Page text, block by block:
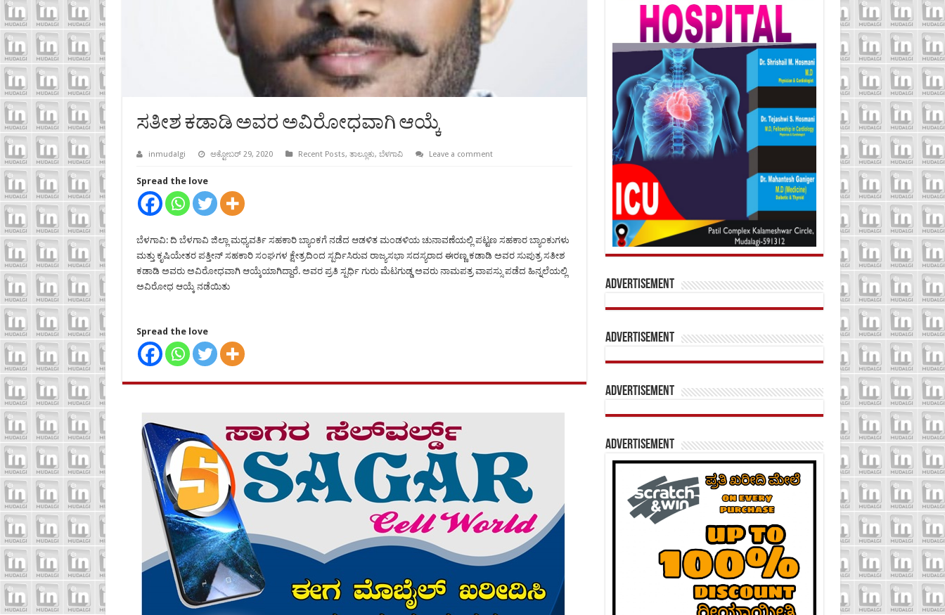
ಸತೀಶ ಕಡಾಡಿ ಅವರ ಅವಿರೋಧವಾಗಿ ಆಯ್ಕೆ
inmudalgi ಅಕ್ಟೋಬರ್ 29, 2020 Recent Posts, ತಾಲ್ಲೂಕು, ಬೆಳಗಾವಿ Leave a comment
Spread the love
ಬೆಳಗಾವಿ: ದಿ ಬೆಳಗಾವಿ ಜಿಲ್ಲಾ ಮಧ್ಯವರ್ತಿ ಸಹಕಾರಿ ಬ್ಯಾಂಕಗೆ ನಡೆದ ಆಡಳಿತ ಮಂಡಳಿಯ ಚುನಾವಣೆಯಲ್ಲಿ ಪಟ್ಟಣ ಸಹಕಾರ ಬ್ಯಾಂಕುಗಳು
ಮತ್ತು ಕೃಷಿಯೇತರ ಪತ್ತೀನ್ ಸಹಕಾರಿ ಸಂಘಗಳ ಕ್ಷೇತ್ರದಿಂದ ಸ್ಪರ್ದಿಸಿರುವ ರಾಜ್ಯಸಭಾ ಸದಸ್ಯರಾದ ಈರಣ್ಣ ಕಡಾಡಿ ಅವರ ಸುಪುತ್ರ ಸತೀಶ
ಕಡಾಡಿ ಅವರು ಅವಿರೋಧವಾಗಿ ಆಯ್ಕೆಯಾಗಿದ್ದಾರೆ. ಅವರ ಪ್ರತಿ ಸ್ಪರ್ಧಿ ಗುರು ಮೆಟಗುಡ್ಡ ಅವರು ನಾಮಪತ್ರ ವಾಪಸ್ಸು ಪಡೆದ ಹಿನ್ನಲೆಯಲ್ಲಿ
ಅವಿರೋಧ ಆಯ್ಕೆ ನಡೆಯಿತು
Spread the love
Advertisement
Advertisement
Advertisement
Advertisement